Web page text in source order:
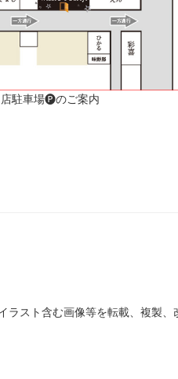
駐車場🅟のご案内
ラスト含む画像等を転載、複製、